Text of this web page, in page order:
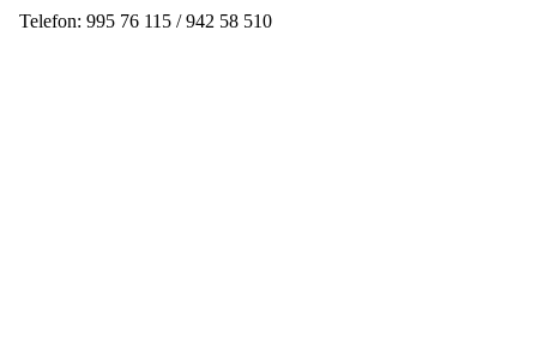
Telefon: 995 76 115 / 942 58 510